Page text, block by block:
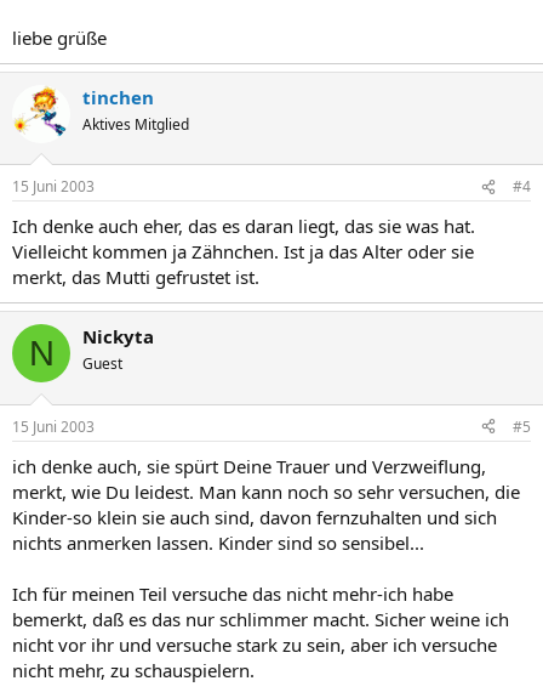
liebe grüße
tinchen
Aktives Mitglied
15 Juni 2003 #4
Ich denke auch eher, das es daran liegt, das sie was hat.
Vielleicht kommen ja Zähnchen. Ist ja das Alter oder sie
merkt, das Mutti gefrustet ist.
N Nickyta
Guest
15 Juni 2003 #5
ich denke auch, sie spürt Deine Trauer und Verzweiflung,
merkt, wie Du leidest. Man kann noch so sehr versuchen, die
Kinder-so klein sie auch sind, davon fernzuhalten und sich
nichts anmerken lassen. Kinder sind so sensibel...
Ich für meinen Teil versuche das nicht mehr-ich habe
bemerkt, daß es das nur schlimmer macht. Sicher weine ich
nicht vor ihr und versuche stark zu sein, aber ich versuche
nicht mehr, zu schauspielern.